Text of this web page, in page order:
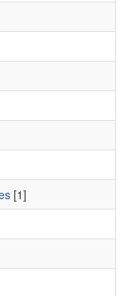
[1]